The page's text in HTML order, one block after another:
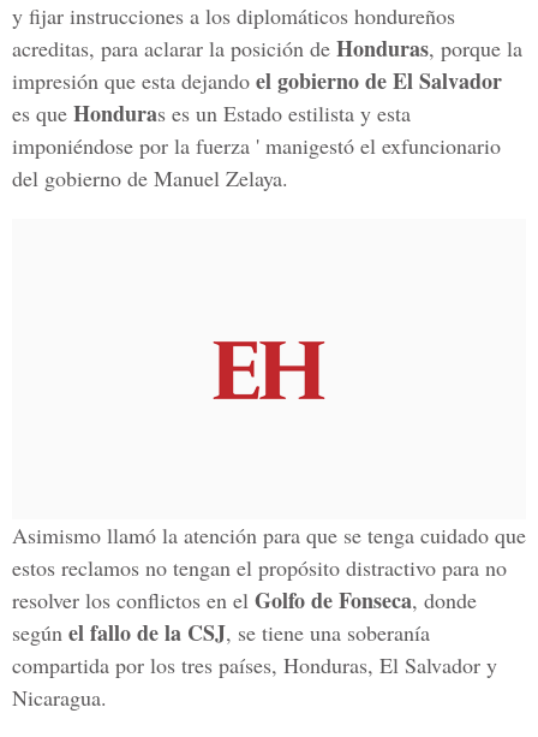
y fijar instrucciones a los diplomáticos hondureños
acreditas, para aclarar la posición de Honduras, porque la
impresión que esta dejando el gobierno de El Salvador
es que Honduras es un Estado estilista y esta
imponiéndose por la fuerza ' manigestó el exfuncionario
del gobierno de Manuel Zelaya.
Asimismo llamó la atención para que se tenga cuidado que
estos reclamos no tengan el propósito distractivo para no
resolver los conflictos en el Golfo de Fonseca, donde
según el fallo de la CSJ, se tiene una soberanía
compartida por los tres países, Honduras, El Salvador y
Nicaragua.